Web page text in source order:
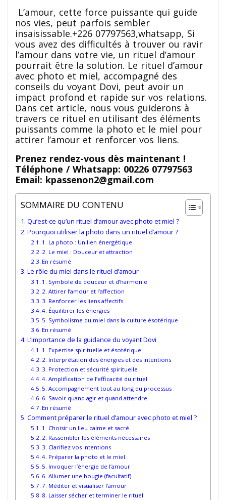
L’amour, cette force puissante qui guide
nos vies, peut parfois sembler
insaisissable.+226 07797563,whatsapp, Si
vous avez des difficultés à trouver ou ravir
l’amour dans votre vie, un rituel d’amour
pourrait être la solution. Le rituel d’amour
avec photo et miel, accompagné des
conseils du voyant Dovi, peut avoir un
impact profond et rapide sur vos relations.
Dans cet article, nous vous guiderons à
travers ce rituel en utilisant des éléments
puissants comme la photo et le miel pour
attirer l’amour et renforcer vos liens.
Prenez rendez-vous dès maintenant !
Téléphone / Whatsapp: 00226 07797563
Email: kpassenon2@gmail.com
SOMMAIRE DU CONTENU
Qu’est-ce qu’un rituel d’amour avec photo et miel ?
Pourquoi utiliser la photo dans un rituel d’amour ?
1. La photo : Un lien énergétique
2. Le miel : Douceur et attraction
En résumé
Le rôle du miel dans le rituel d’amour
1. Symbole de douceur et d’harmonie
2. Attirer l’amour et l’affection
3. Renforcer les liens affectifs
4. Équilibrer les énergies
5. Symbolisme du miel dans la culture ésotérique
En résumé
L’importance de la guidance du voyant Dovi
1. Expertise spirituelle et ésotérique
2. Interprétation des énergies et des intentions
3. Protection et sécurité spirituelle
4. Amplification de l’efficacité du rituel
5. Accompagnement tout au long du processus
6. Savoir quand agir et quand attendre
En résumé
Comment préparer le rituel d’amour avec photo et miel ?
1. Choisir un lieu calme et sacré
2. Rassembler les éléments nécessaires
3. Clarifiez vos intentions
4. Préparer la photo et le miel
5. Invoquer l’énergie de l’amour
6. Allumer une bougie (facultatif)
7. Méditer et visualiser l’amour
8. Laisser sécher et terminer le rituel